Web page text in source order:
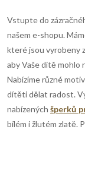
Vstupte do
našem e-shopu.
které jsou vyrobeny
aby Vaše dítě mohlo
Nabízíme různé
dítěti dělat radost.
nabízených šperků
bílém i žlutém zlatě.